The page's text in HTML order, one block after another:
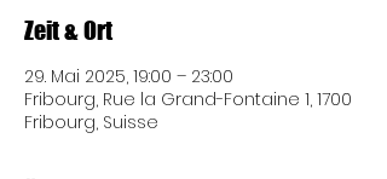
Zeit & Ort
29. Mai 2025, 19:00 – 23:00
Fribourg, Rue la Grand-Fontaine 1, 1700
Fribourg, Suisse